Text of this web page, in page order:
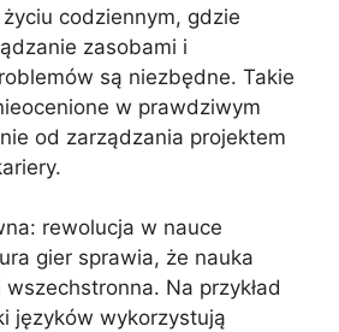
codziennym, gdzie
zasobami i
są niezbędne. Takie
w prawdziwym
od zarządzania projektem
rewolucja w nauce
gier sprawia, że ​​nauka
Na przykład
języków wykorzystują